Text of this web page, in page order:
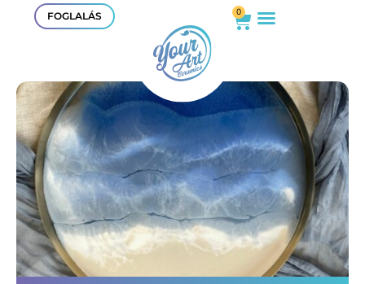
FOGLALÁS 0